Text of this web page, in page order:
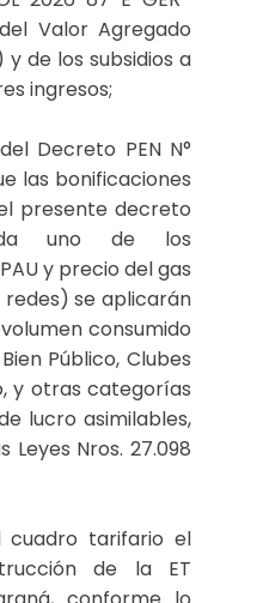
Valor Agregado
de los subsidios a
ingresos;
Decreto PEN N°
las bonificaciones
presente decreto
uno de los
y precio del gas
se aplicarán
consumido
Público, Clubes
y otras categorías
lucro asimilables,
Nros. 27.098
cuadro tarifario el
de la ET